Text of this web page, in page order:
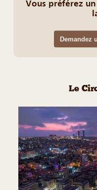
Vous préférez
Demandez
Le